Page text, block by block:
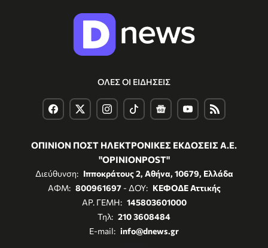
ΟΛΕΣ ΟΙ ΕΙΔΗΣΕΙΣ
ΟΠΙΝΙΟΝ ΠΟΣΤ ΗΛΕΚΤΡΟΝΙΚΕΣ ΕΚΔΟΣΕΙΣ Α.Ε.
"OPINIONPOST"
Διεύθυνση: Ιπποκράτους 2, Αθήνα, 10679, Ελλάδα
ΑΦΜ: 800961697- ΔΟΥ: ΚΕΦΟΔΕ Αττικής
ΑΡ. ΓΕΜΗ: 145803601000
Τηλ: 210 3608484
E-mail: info@dnews.gr